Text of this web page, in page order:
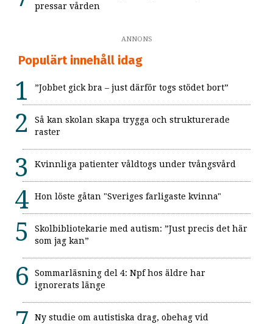
pressar vården
ANNONS
Populärt innehåll idag
”Jobbet gick bra – just därför togs stödet bort”
Så kan skolan skapa trygga och strukturerade
raster
Kvinnliga patienter våldtogs under tvångsvård
Hon löste gåtan "Sveriges farligaste kvinna"
Skolbibliotekarie med autism: ”Just precis det här
som jag kan”
Sommarläsning del 4: Npf hos äldre har
ignorerats länge
Ny studie om autistiska drag, obehag vid